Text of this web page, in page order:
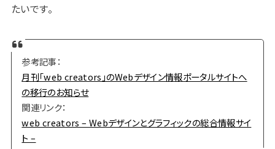
たいです。
参考記事：
月刊「web creators」のWebデザイン情報ポータルサイトへ
の移行のお知らせ
関連リンク：
web creators – Webデザインとグラフィックの総合情報サイ
ト –